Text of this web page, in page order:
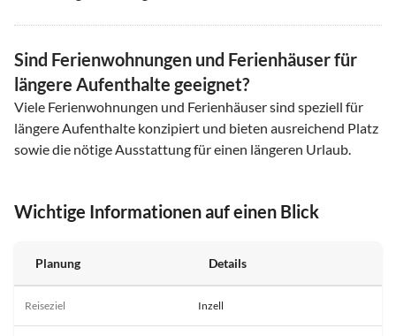
Sind Ferienwohnungen und Ferienhäuser für
längere Aufenthalte geeignet?
Viele Ferienwohnungen und Ferienhäuser sind speziell für
längere Aufenthalte konzipiert und bieten ausreichend Platz
sowie die nötige Ausstattung für einen längeren Urlaub.
Wichtige Informationen auf einen Blick
Planung Details
Reiseziel Inzell